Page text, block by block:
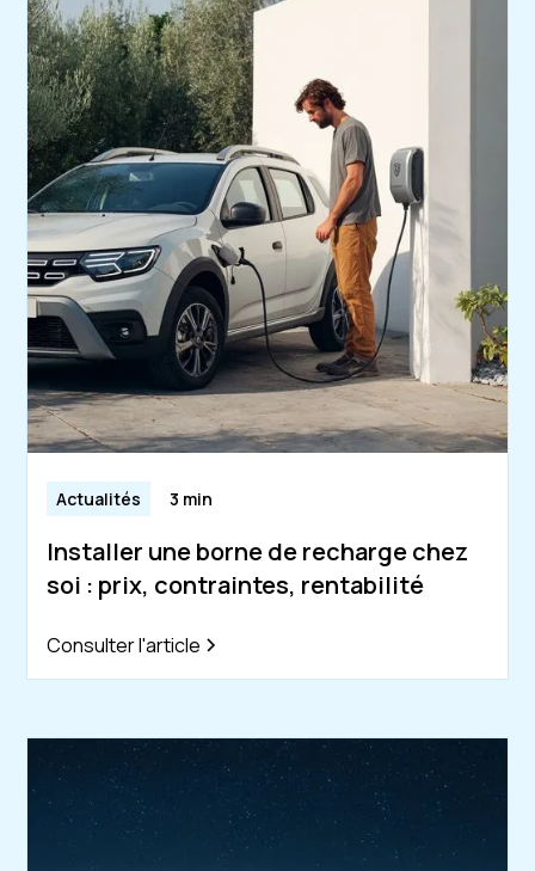
Actualités 3 min
Installer une borne de recharge chez
soi : prix, contraintes, rentabilité
Consulter l'article